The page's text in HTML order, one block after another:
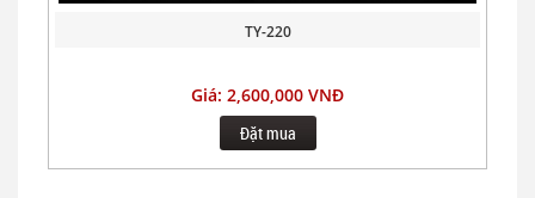
TY-220
Giá: 2,600,000 VNĐ
Đặt mua